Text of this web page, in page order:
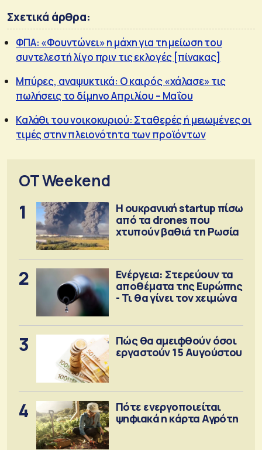
Σχετικά άρθρα:
ΦΠΑ: «Φουντώνει» η μάχη για τη μείωση του
συντελεστή λίγο πριν τις εκλογές [πίνακας]
Μπύρες, αναψυκτικά: Ο καιρός «χάλασε» τις
πωλήσεις το δίμηνο Απριλίου – Μαΐου
Καλάθι του νοικοκυριού: Σταθερές ή μειωμένες οι
τιμές στην πλειονότητα των προϊόντων
OT Weekend
1
Η ουκρανική startup πίσω
από τα drones που
χτυπούν βαθιά τη Ρωσία
2
Ενέργεια: Στερεύουν τα
αποθέματα της Ευρώπης
- Τι θα γίνει τον χειμώνα
3
Πώς θα αμειφθούν όσοι
εργαστούν 15 Αυγούστου
4
Πότε ενεργοποιείται
ψηφιακά η κάρτα Αγρότη